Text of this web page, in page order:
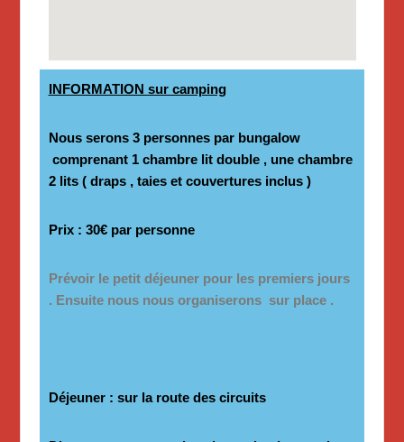
INFORMATION sur camping
Nous serons 3 personnes par bungalow
comprenant 1 chambre lit double , une chambre
2 lits ( draps , taies et couvertures inclus )
Prix : 30€ par personne
Prévoir le petit déjeuner pour les premiers jours
. Ensuite nous nous organiserons sur place .
Déjeuner : sur la route des circuits